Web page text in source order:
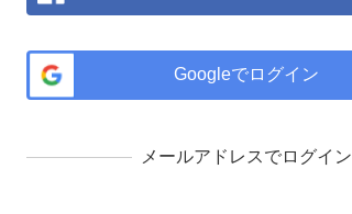
Googleでログイン
メールアドレスでログイン